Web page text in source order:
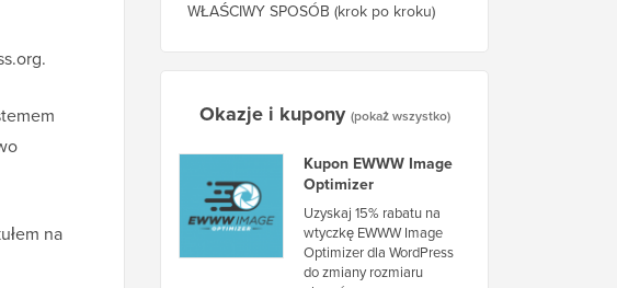
na
WŁAŚCIWY SPOSÓB (krok po kroku)
Okazje i kupony (pokaż wszystko)
Kupon EWWW Image
Optimizer
Uzyskaj 15% rabatu na
wtyczkę EWWW Image
Optimizer dla WordPress
do zmiany rozmiaru